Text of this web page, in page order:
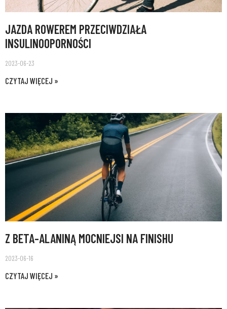
JAZDA ROWEREM PRZECIWDZIAŁA
INSULINOOPORNOŚCI
2023-06-23
CZYTAJ WIĘCEJ »
Z BETA-ALANINĄ MOCNIEJSI NA FINISHU
2023-06-16
CZYTAJ WIĘCEJ »